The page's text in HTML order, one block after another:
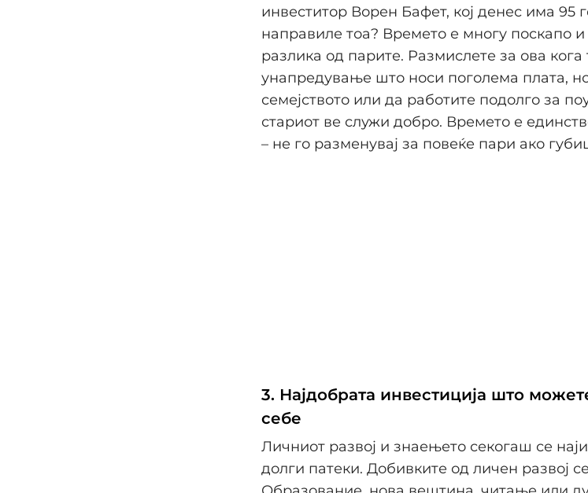
инвеститор Ворен Бафет, кој денес има 95
направиле тоа? Времето е многу поскапо
разлика од парите. Размислете за ова
унапредување што носи поголема плата,
семејството или да работите подолго за
стариот ве служи добро. Времето е
– не го разменувај за повеќе пари ако
3. Најдобрата инвестиција што
себе
Личниот развој и знаењето секогаш се
долги патеки. Добивките од личен развој